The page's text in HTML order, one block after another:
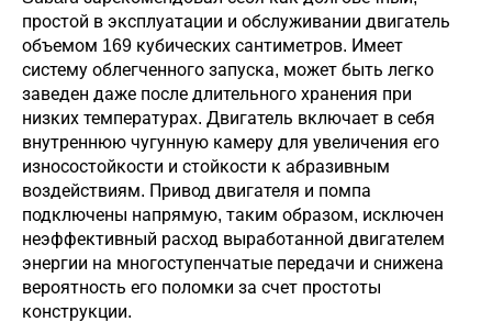
простой в эксплуатации и обслуживании двигатель
объемом 169 кубических сантиметров. Имеет
систему облегченного запуска, может быть легко
заведен даже после длительного хранения при
низких температурах. Двигатель включает в себя
внутреннюю чугунную камеру для увеличения его
износостойкости и стойкости к абразивным
воздействиям. Привод двигателя и помпа
подключены напрямую, таким образом, исключен
неэффективный расход выработанной двигателем
энергии на многоступенчатые передачи и снижена
вероятность его поломки за счет простоты
конструкции.